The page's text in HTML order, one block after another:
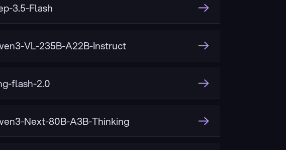
3.5-Flash
VL-235B-A22B-Instruct
flash-2.0
Next-80B-A3B-Thinking